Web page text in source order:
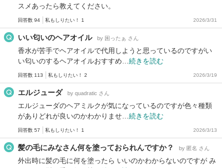
スメあったら教えてください。
回答数 94 私もしりたい！ 1 2026/3/31
いい匂いのヘアオイル by 困ったぁ さん
香水が苦手でヘアオイルで代用しようと思っているのですがい
い匂いのするヘアオイルおすすめ… 続きを読む
回答数 113 私もしりたい！ 2 2026/3/19
エルジューダ by quadratic さん
エルジューダのヘアミルクが気になっているのですが色々種類
がありどれが良いのかわかりませ… 続きを読む
回答数 57 私もしりたい！ 1 2026/3/13
髪の毛にみなさん何を塗っておられんですか？ by 匿名 さん
外出時に髪の毛に何を塗ったら いいのかわからないのですが み